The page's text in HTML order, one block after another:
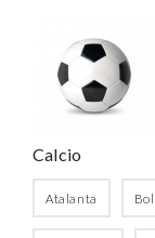
Calcio
Atalanta